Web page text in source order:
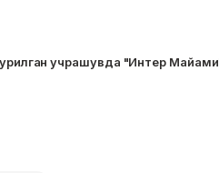
учрашувда "Интер Майами"